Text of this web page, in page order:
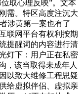
取心理反映”。文本
需。特区高度注沉大
涉黄第一案也有了
联网平台有权利按期
提醒词的内容进行清
灯下：用户正在私密
，该当取得未成年人
以致大维修工程思疑
给虚拟伴侣、虚拟亲